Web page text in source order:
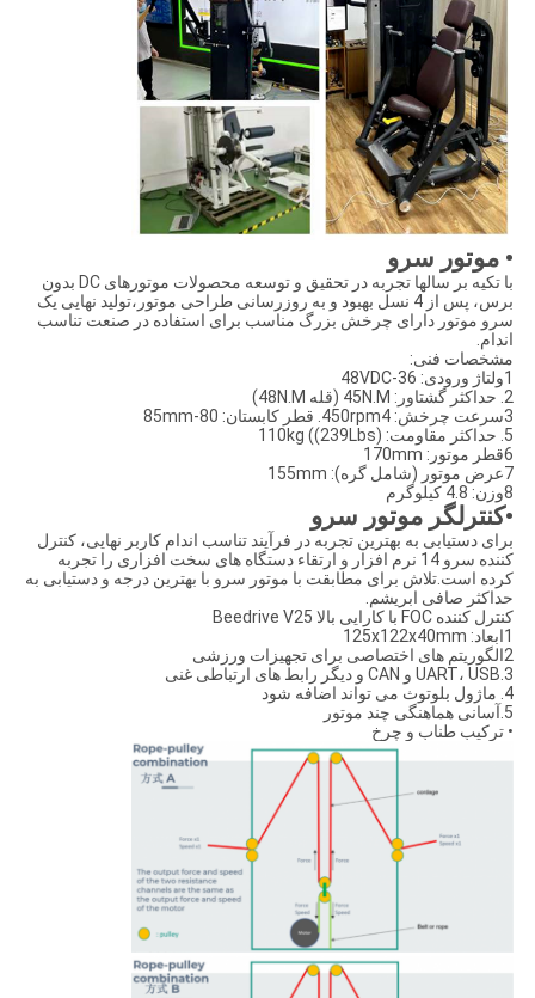
• موتور سرو
با تکیه بر سالها تجربه در تحقیق و توسعه محصولات موتورهای DC بدون
برس، پس از 4 نسل بهبود و به روزرسانی طراحی موتور،تولید نهایی یک
سرو موتور دارای چرخش بزرگ مناسب برای استفاده در صنعت تناسب
اندام.
مشخصات فنی:
1ولتاژ ورودی: 36-48VDC
2. حداکثر گشتاور: 45N.M (قله 48N.M)
3سرعت چرخش: 450rpm4. قطر کابستان: 80-85mm
5. حداکثر مقاومت: 110kg ((239Lbs)
6قطر موتور: 170mm
7عرض موتور (شامل گره): 155mm
8وزن: 4.8 کيلوگرم
•کنترلگر موتور سرو
برای دستیابی به بهترین تجربه در فرآیند تناسب اندام کاربر نهایی، کنترل
کننده سرو 14 نرم افزار و ارتقاء دستگاه های سخت افزاری را تجربه
کرده است.تلاش برای مطابقت با موتور سرو با بهترین درجه و دستیابی به
حداکثر صافی ابریشم.
کنترل کننده FOC با کارایی بالا Beedrive V25
1ابعاد: 125x122x40mm
2الگوریتم های اختصاصی برای تجهیزات ورزشی
3.UART، USB و CAN و دیگر رابط های ارتباطی غنی
4. ماژول بلوتوث می تواند اضافه شود
5.آسانی هماهنگی چند موتور
• ترکیب طناب و چرخ